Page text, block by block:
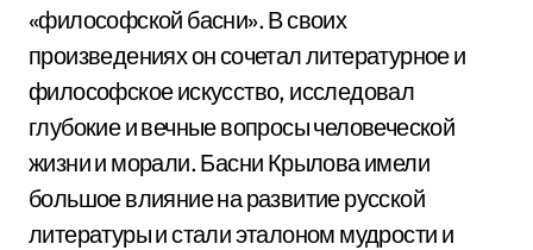
«философской басни». В своих
произведениях он сочетал литературное и
философское искусство, исследовал
глубокие и вечные вопросы человеческой
жизни и морали. Басни Крылова имели
большое влияние на развитие русской
литературы и стали эталоном мудрости и